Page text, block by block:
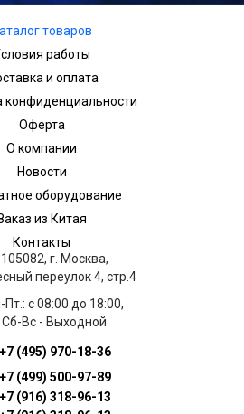
товаров
работы
и оплата
конфиденциальности
Оферта
О компании
Новости
оборудование
из Китая
Контакты
105082, г. Москва,
переулок 4, стр.4
Пт.: с 08:00 до 18:00,
Сб-Вс - Выходной
+7 (495) 970-18-36
+7 (499) 500-97-89
+7 (916) 318-96-13